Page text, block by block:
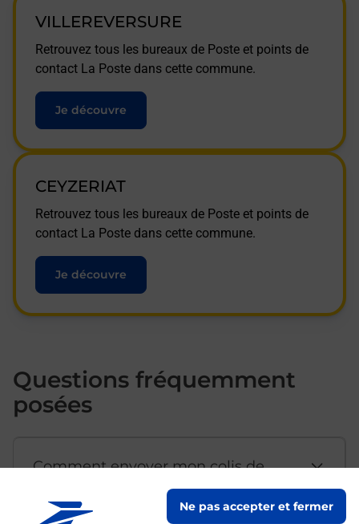
Ne pas accepter et fermer
VILLEREVERSURE
Retrouvez tous les bureaux de Poste et points de
contact La Poste dans cette commune.
Je découvre
CEYZERIAT
Retrouvez tous les bureaux de Poste et points de
contact La Poste dans cette commune.
Je découvre
Questions fréquemment
posées
Comment envoyer mon colis de